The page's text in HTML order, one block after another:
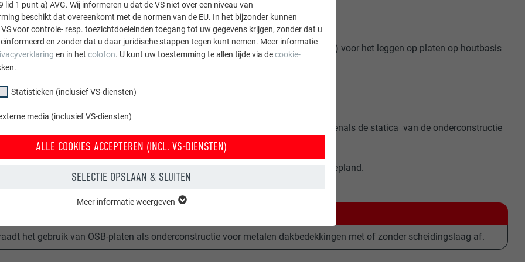
nationale normen en voorschriften zijn de randvoorwaarden („minimumvereisten”) voor het leggen op platen op houtbasis
als volgt gedefinieerd:
van de platen op houtbasis: min. 22 mm*
(lagere) plaatdikte moeten de dikte, de keuze van het bevestigingsmiddel evenals de statica van de onderconstructie
van de platen op houtbasis worden afgestemd.
als onderconstructie zijn speciale constructies en moeten als zodanig worden gepland.
raadt het gebruik van OSB-platen als onderconstructie voor metalen dakbedekkingen met of zonder scheidingslaag af.
lid 1 punt a) AVG. Wij informeren u dat de VS niet over een niveau van
beschikt dat overeenkomt met de normen van de EU. In het bijzonder kunnen
voor controle- resp. toezichtdoeleinden toegang tot uw gegevens krijgen, zonder dat u
en zonder dat u daar juridische stappen tegen kunt nemen. Meer informatie
en in het colofon. U kunt uw toestemming te allen tijde via decookie-
Statistieken (inclusief VS-diensten)
media (inclusief VS-diensten)
ALLE COOKIES ACCEPTEREN (INCL. VS-DIENSTEN)
SELECTIE OPSLAAN & SLUITEN
de website onberispelijk werkt.
Meer informatie weergeven